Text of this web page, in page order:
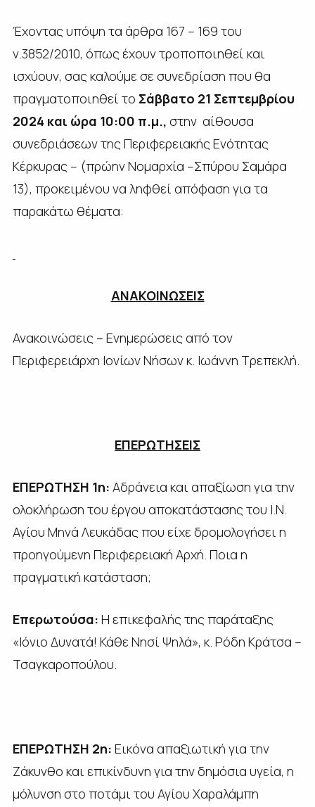
Έχοντας υπόψη τα άρθρα 167 – 169 του
ν.3852/2010, όπως έχουν τροποποιηθεί και
ισχύουν, σας καλούμε σε συνεδρίαση που θα
πραγματοποιηθεί το Σάββατο 21 Σεπτεμβρίου
2024 και ώρα 10:00 π.μ., στην αίθουσα
συνεδριάσεων της Περιφερειακής Ενότητας
Κέρκυρας – (πρώην Νομαρχία –Σπύρου Σαμάρα
13), προκειμένου να ληφθεί απόφαση για τα
παρακάτω θέματα:
ΑΝΑΚΟΙΝΩΣΕΙΣ
Ανακοινώσεις – Ενημερώσεις από τον
Περιφερειάρχη Ιονίων Νήσων κ. Ιωάννη Τρεπεκλή.
ΕΠΕΡΩΤΗΣΕΙΣ
ΕΠΕΡΩΤΗΣΗ 1η: Αδράνεια και απαξίωση για την
ολοκλήρωση του έργου αποκατάστασης του Ι.Ν.
Αγίου Μηνά Λευκάδας που είχε δρομολογήσει η
προηγούμενη Περιφερειακή Αρχή. Ποια η
πραγματική κατάσταση;
Επερωτούσα: Η επικεφαλής της παράταξης
«Ιόνιο Δυνατά! Κάθε Νησί Ψηλά», κ. Ρόδη Κράτσα –
Τσαγκαροπούλου.
ΕΠΕΡΩΤΗΣΗ 2η: Εικόνα απαξιωτική για την
Ζάκυνθο και επικίνδυνη για την δημόσια υγεία, η
μόλυνση στο ποτάμι του Αγίου Χαραλάμπη